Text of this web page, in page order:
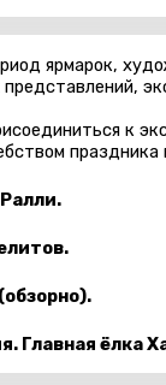
ярмарок,
к
праздника
Главная ёлка